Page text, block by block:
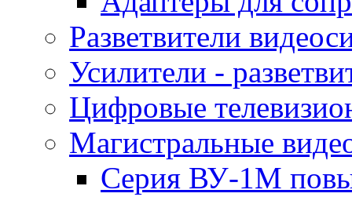
Разветвители
Усилители -
Цифровые
Магистральные
Серия ВУ-1М